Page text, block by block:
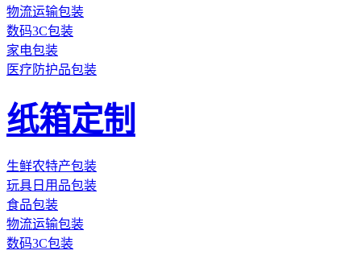
物流运输包装
数码3C包装
家电包装
医疗防护品包装
纸箱定制
生鲜农特产包装
玩具日用品包装
食品包装
物流运输包装
数码3C包装